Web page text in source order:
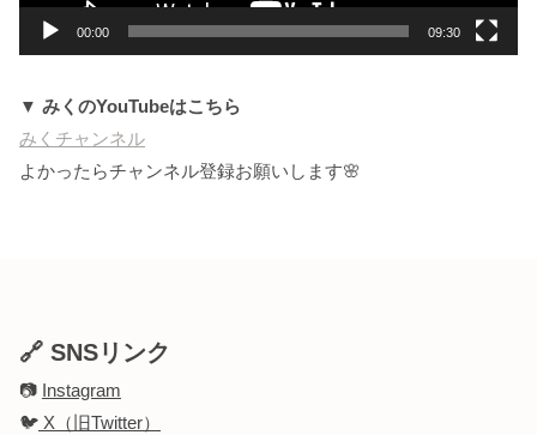
00:00 09:30
▼ みくのYouTubeはこちら
みくチャンネル
よかったらチャンネル登録お願いします🌸
🔗 SNSリンク
📷 Instagram
🐦 X（旧Twitter）